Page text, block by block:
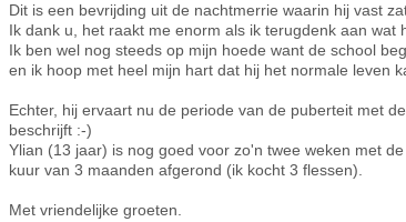
Dit is een bevrijding uit de nachtmerrie waarin hij vast
Ik dank u, het raakt me enorm als ik terugdenk aan wat
Ik ben wel nog steeds op mijn hoede want de school
en ik hoop met heel mijn hart dat hij het normale leven
Echter, hij ervaart nu de periode van de puberteit met
beschrijft :-)
Ylian (13 jaar) is nog goed voor zo'n twee weken met
kuur van 3 maanden afgerond (ik kocht 3 flessen).
Met vriendelijke groeten.